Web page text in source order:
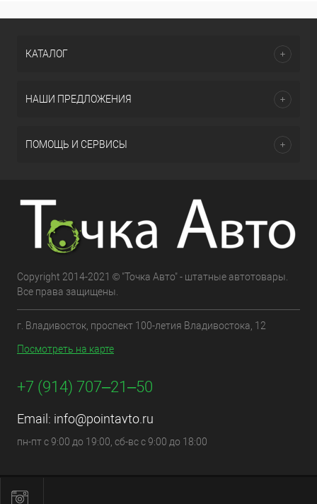
КАТАЛОГ
НАШИ ПРЕДЛОЖЕНИЯ
ПОМОЩЬ И СЕРВИСЫ
Copyright 2014-2021 © "Точка Авто" - штатные автотовары.
Все права защищены.
г. Владивосток, проспект 100-летия Владивостока, 12
Посмотреть на карте
+7 (914) 707‒21‒50
Email: info@pointavto.ru
пн-пт с 9:00 до 19:00, сб-вс с 9:00 до 18:00